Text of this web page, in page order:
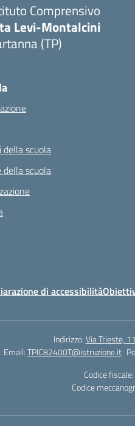
Comprensivo
Levi-Montalcini
(TP)
della scuola
della scuola
di accessibilità
Indirizzo:Via Trieste,
Email:TPIC82400T@istruzione.it
Codice
Codice